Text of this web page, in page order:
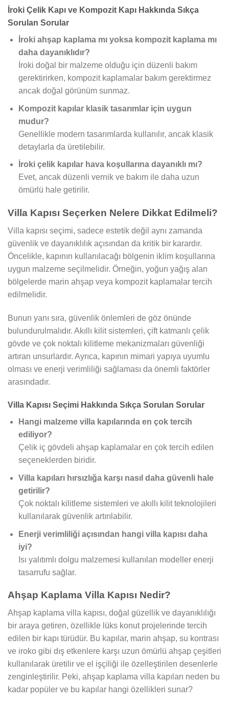
İroki Çelik Kapı ve Kompozit Kapı Hakkında Sıkça
Sorulan Sorular
İroki ahşap kaplama mı yoksa kompozit kaplama mı
daha dayanıklıdır?
İroki doğal bir malzeme olduğu için düzenli bakım
gerektirirken, kompozit kaplamalar bakım gerektirmez
ancak doğal görünüm sunmaz.
Kompozit kapılar klasik tasarımlar için uygun
mudur?
Genellikle modern tasarımlarda kullanılır, ancak klasik
detaylarla da üretilebilir.
İroki çelik kapılar hava koşullarına dayanıklı mı?
Evet, ancak düzenli vernik ve bakım ile daha uzun
ömürlü hale getirilir.
Villa Kapısı Seçerken Nelere Dikkat Edilmeli?
Villa kapısı seçimi, sadece estetik değil aynı zamanda
güvenlik ve dayanıklılık açısından da kritik bir karardır.
Öncelikle, kapının kullanılacağı bölgenin iklim koşullarına
uygun malzeme seçilmelidir. Örneğin, yoğun yağış alan
bölgelerde marin ahşap veya kompozit kaplamalar tercih
edilmelidir.
Bunun yanı sıra, güvenlik önlemleri de göz önünde
bulundurulmalıdır. Akıllı kilit sistemleri, çift katmanlı çelik
gövde ve çok noktalı kilitleme mekanizmaları güvenliği
artıran unsurlardır. Ayrıca, kapının mimari yapıya uyumlu
olması ve enerji verimliliği sağlaması da önemli faktörler
arasındadır.
Villa Kapısı Seçimi Hakkında Sıkça Sorulan Sorular
Hangi malzeme villa kapılarında en çok tercih
ediliyor?
Çelik iç gövdeli ahşap kaplamalar en çok tercih edilen
seçeneklerden biridir.
Villa kapıları hırsızlığa karşı nasıl daha güvenli hale
getirilir?
Çok noktalı kilitleme sistemleri ve akıllı kilit teknolojileri
kullanılarak güvenlik artırılabilir.
Enerji verimliliği açısından hangi villa kapısı daha
iyi?
Isı yalıtımlı dolgu malzemesi kullanılan modeller enerji
tasarrufu sağlar.
Ahşap Kaplama Villa Kapısı Nedir?
Ahşap kaplama villa kapısı, doğal güzellik ve dayanıklılığı
bir araya getiren, özellikle lüks konut projelerinde tercih
edilen bir kapı türüdür. Bu kapılar, marin ahşap, su kontrası
ve iroko gibi dış etkenlere karşı uzun ömürlü ahşap çeşitleri
kullanılarak üretilir ve el işçiliği ile özelleştirilen desenlerle
zenginleştirilir. Peki, ahşap kaplama villa kapıları neden bu
kadar popüler ve bu kapılar hangi özellikleri sunar?